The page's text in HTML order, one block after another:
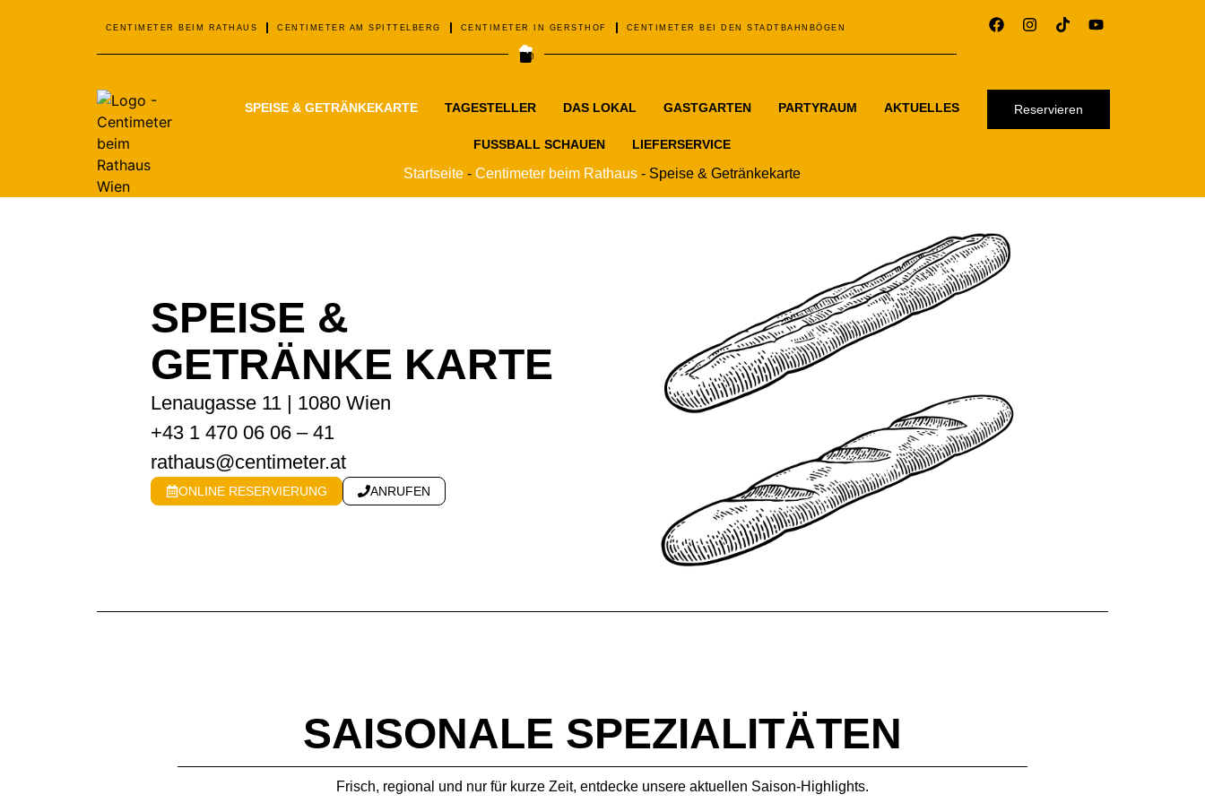
CENTIMETER BEIM RATHAUS CENTIMETER AM SPITTELBERG CENTIMETER IN GERSTHOF CENTIMETER BEI DEN STADTBAHNBÖGEN
SPEISE & GETRÄNKEKARTE TAGESTELLER DAS LOKAL GASTGARTEN PARTYRAUM AKTUELLES
FUSSBALL SCHAUEN LIEFERSERVICE
Startseite -Centimeter beim Rathaus - Speise & Getränkekarte
Reservieren
SPEISE &
GETRÄNKE KARTE
Lenaugasse 11 | 1080 Wien
+43 1 470 06 06 – 41
rathaus@centimeter.at
ONLINE RESERVIERUNG ANRUFEN
SAISONALE SPEZIALITÄTEN
Frisch, regional und nur für kurze Zeit, entdecke unsere aktuellen Saison-Highlights.